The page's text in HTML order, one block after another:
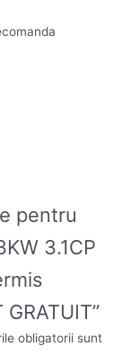
pentru
3.1CP
obligatorii sunt